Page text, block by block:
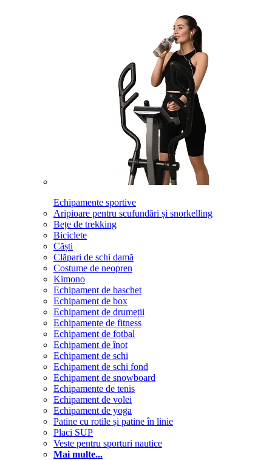
Echipamente sportive
Aripioare pentru scufundări și snorkelling
Bețe de trekking
Biciclete
Căști
Clăpari de schi damă
Costume de neopren
Kimono
Echipament de baschet
Echipament de box
Echipament de drumeții
Echipamente de fitness
Echipament de fotbal
Echipament de înot
Echipament de schi
Echipament de schi fond
Echipament de snowboard
Echipamente de tenis
Echipament de volei
Echipament de yoga
Patine cu rotile și patine în linie
Placi SUP
Veste pentru sporturi nautice
Mai multe...